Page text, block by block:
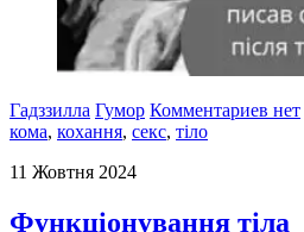
Гадззилла Гумор Комментариев нет
кома, кохання, секс, тіло
11 Жовтня 2024
Функціонування тіла